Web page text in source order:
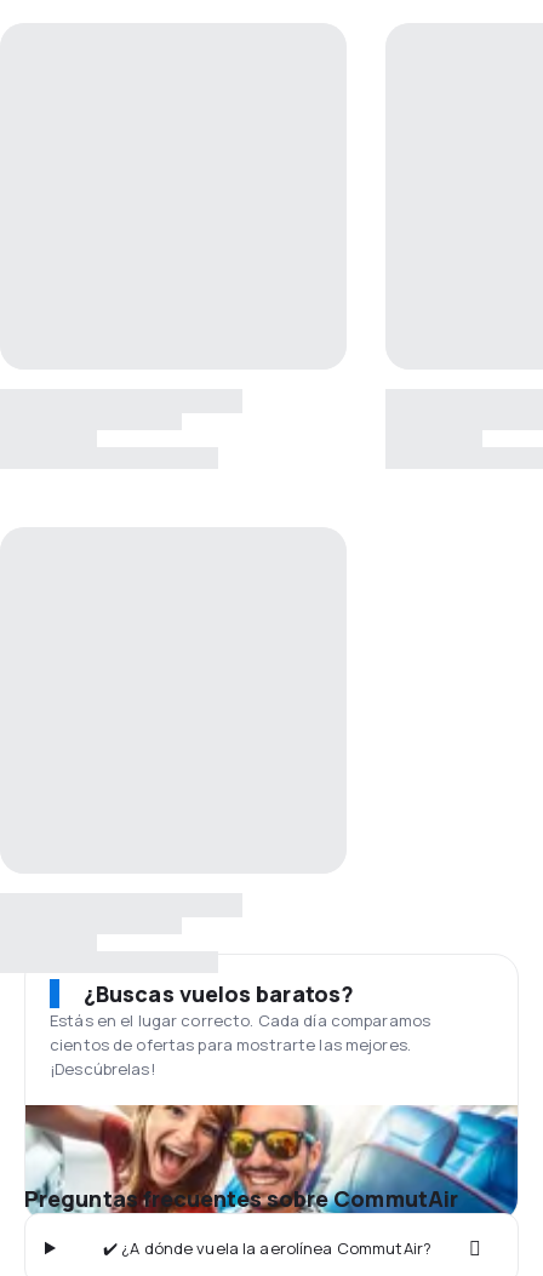
¿Buscas vuelos baratos?
Estás en el lugar correcto. Cada día comparamos
cientos de ofertas para mostrarte las mejores.
¡Descúbrelas!
Preguntas frecuentes sobre CommutAir
✔️ ¿A dónde vuela la aerolínea CommutAir?